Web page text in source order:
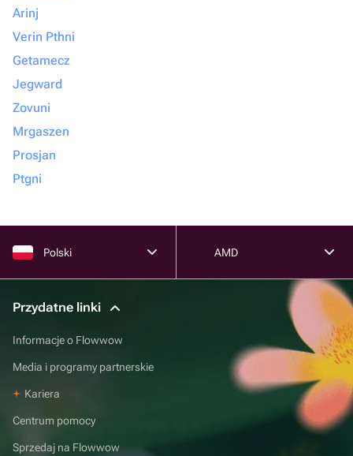
Arinj
Verin Pthni
Getamecz
Jegward
Zovuni
Mrgaszen
Prosjan
Ptgni
Polski AMD
Przydatne linki
Informacje o Flowwow
Media i programy partnerskie
Kariera
Centrum pomocy
Sprzedaj na Flowwow